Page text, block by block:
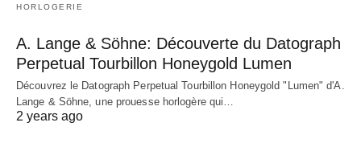
HORLOGERIE
A. Lange & Söhne: Découverte du Datograph
Perpetual Tourbillon Honeygold Lumen
Découvrez le Datograph Perpetual Tourbillon Honeygold "Lumen" d'A.
Lange & Söhne, une prouesse horlogère qui…
2 years ago